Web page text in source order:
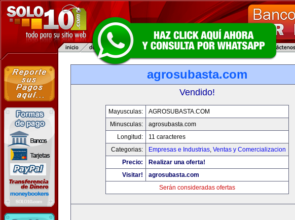
agrosubasta.com
Vendido!
Mayusculas:
AGROSUBASTA.COM
Minusculas:
agrosubasta.com
Longitud:
11 caracteres
Categorias:
Empresas e Industrias, Ventas y Comercializacion
Precio:
Realizar una oferta!
Visitar!
agrosubasta.com
Serán consideradas ofertas